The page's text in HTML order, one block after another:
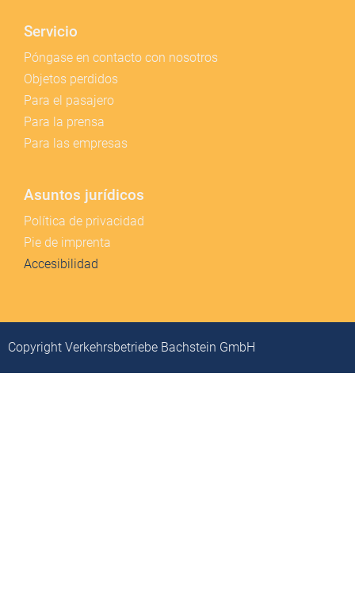
Servicio
Póngase en contacto con nosotros
Objetos perdidos
Para el pasajero
Para la prensa
Para las empresas
Asuntos jurídicos
Política de privacidad
Pie de imprenta
Accesibilidad
Copyright Verkehrsbetriebe Bachstein GmbH